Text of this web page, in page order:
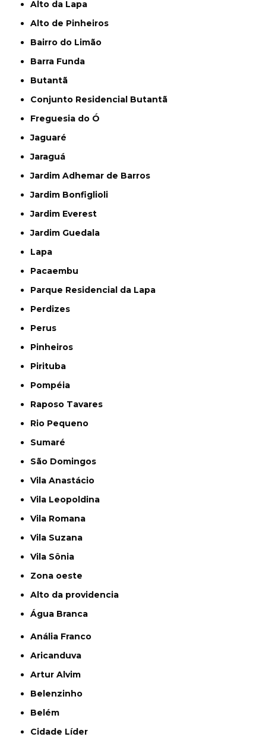
Alto da Lapa
Alto de Pinheiros
Bairro do Limão
Barra Funda
Butantã
Conjunto Residencial Butantã
Freguesia do Ó
Jaguaré
Jaraguá
Jardim Adhemar de Barros
Jardim Bonfiglioli
Jardim Everest
Jardim Guedala
Lapa
Pacaembu
Parque Residencial da Lapa
Perdizes
Perus
Pinheiros
Pirituba
Pompéia
Raposo Tavares
Rio Pequeno
Sumaré
São Domingos
Vila Anastácio
Vila Leopoldina
Vila Romana
Vila Suzana
Vila Sônia
Zona oeste
alto da providencia
Água Branca
Anália Franco
Aricanduva
Artur Alvim
Belenzinho
Belém
Cidade Líder